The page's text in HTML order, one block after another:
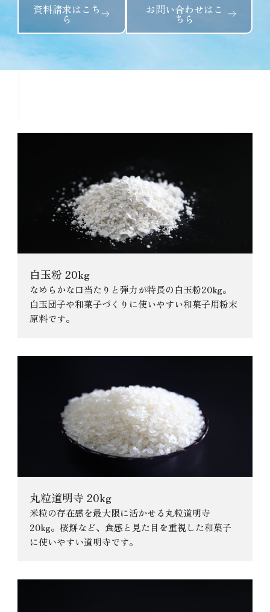
資料請求はこち
ら
お問い合わせはこ
ちら
白玉粉 20kg
なめらかな口当たりと弾力が特長の白玉粉20kg。
白玉団子や和菓子づくりに使いやすい和菓子用粉末
原料です。
丸粒道明寺 20kg
米粒の存在感を最大限に活かせる丸粒道明寺
20kg。桜餅など、食感と見た目を重視した和菓子
に使いやすい道明寺です。